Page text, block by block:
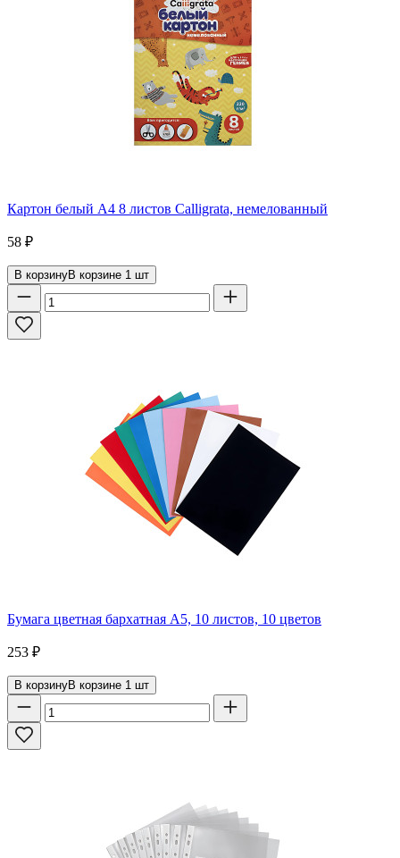
Картон белый А4 8 листов Calligrata, немелованный
58 ₽
В корзинуВ корзине 1 шт
Бумага цветная бархатная А5, 10 листов, 10 цветов
253 ₽
В корзинуВ корзине 1 шт